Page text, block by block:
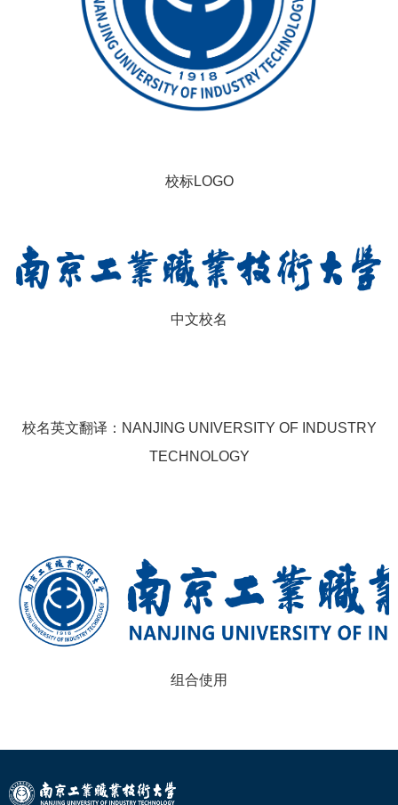
校标LOGO
中文校名
校名英文翻译：NANJING UNIVERSITY OF INDUSTRY
TECHNOLOGY
组合使用